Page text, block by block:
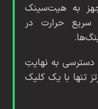
به هیت‌سینک
سریع حرارت در
دسترسی به نهایتِ
5200 مگاهرتز تنها با یک کلیک